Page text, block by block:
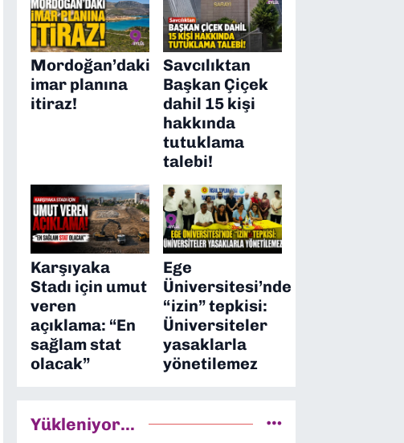
Mordoğan’daki
imar planına
itiraz!
Savcılıktan
Başkan Çiçek
dahil 15 kişi
hakkında
tutuklama
talebi!
Karşıyaka
Stadı için umut
veren
açıklama: “En
sağlam stat
olacak”
Ege
Üniversitesi’nde
“izin” tepkisi:
Üniversiteler
yasaklarla
yönetilemez
Yükleniyor...